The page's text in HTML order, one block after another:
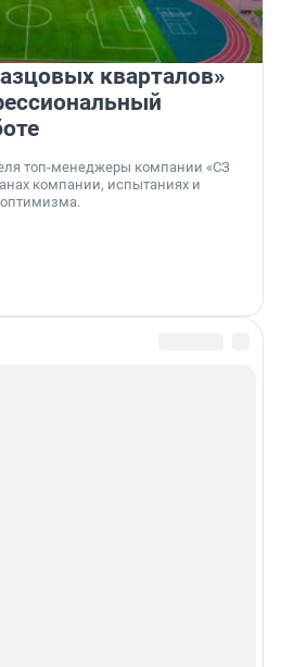
кварталов»
топ-менеджеры компании «СЗ
компании, испытаниях и
оптимизма.